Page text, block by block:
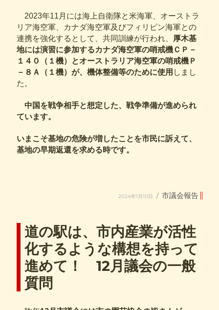
2023年11月には海上自衛隊と米海軍、オーストラ
リア海空軍、カナダ海空軍及びフィリピン海軍との
連携を強化するとして、共同訓練が行われ、 厚木基
地には演習に参加するカナダ海空軍の哨戒機ＣＰ－
１４０（１機）とオーストラリア海空軍の哨戒機Ｐ
－８Ａ（１機）が、機体整備等のために使用 しまし
た。
中国を戦争相手と想定した、戦争準備が進められ
ています。
いまこそ基地の危険が増したことを市民に訴えて、
基地の早期返還を求める時です。
投
稿
2024年1月10日
カ
テ
市議会報告
道の駅は、市内産業が活性
化するような構想を持って
進めて！ 12月議会の一般
質問